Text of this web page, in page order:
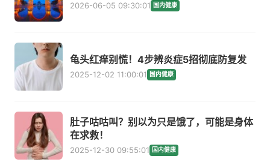
2026-06-05 09:30:01 国内健康
龟头红痒别慌！4步辨炎症5招彻底防复发
2025-12-02 11:00:01 国内健康
肚子咕咕叫？别以为只是饿了，可能是身体
在求救！
2025-12-30 09:55:01 国内健康